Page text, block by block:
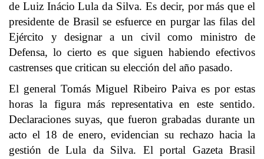
de Luiz Inácio Lula da Silva. Es decir, por más que el
presidente de Brasil se esfuerce en purgar las filas del
Ejército y designar a un civil como ministro de
Defensa, lo cierto es que siguen habiendo efectivos
castrenses que critican su elección del año pasado.
El general Tomás Miguel Ribeiro Paiva es por estas
horas la figura más representativa en este sentido.
Declaraciones suyas, que fueron grabadas durante un
acto el 18 de enero, evidencian su rechazo hacia la
gestión de Lula da Silva. El portal Gazeta Brasil